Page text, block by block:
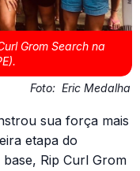
Grom Search na
Foto: Eric Medalha
sua força mais
etapa do
Rip Curl Grom